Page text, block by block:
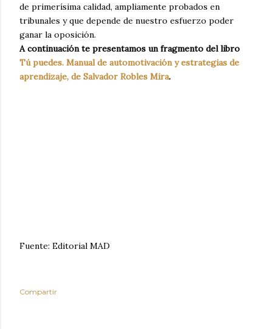
de primerísima calidad, ampliamente probados en
tribunales y que depende de nuestro esfuerzo poder
ganar la oposición.
A continuación te presentamos un fragmento del libro
Tú puedes. Manual de automotivación y estrategias de
aprendizaje, de Salvador Robles Mira.
Fuente: Editorial MAD
Compartir